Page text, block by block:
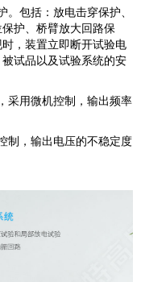
包括：放电击穿保护、
护、桥臂放大回路保
，装置立即断开试验电
试品以及试验系统的安
采用微机控制，输出频率
制，输出电压的不稳定度